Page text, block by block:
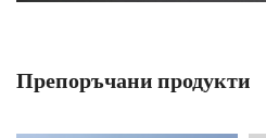
Препоръчани продукти